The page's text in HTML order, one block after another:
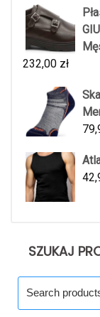
232,00 zł
SZUKAJ
for: